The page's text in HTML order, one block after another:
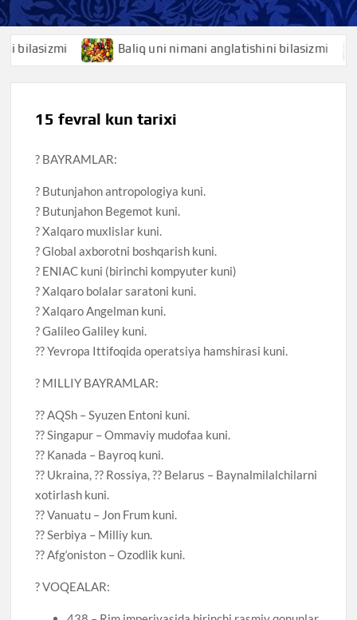
Baliq uni nimani anglatishini bilasizmi
15 fevral kun tarixi
? BAYRAMLAR:
? Butunjahon antropologiya kuni.
? Butunjahon Begemot kuni.
? Xalqaro muxlislar kuni.
? Global axborotni boshqarish kuni.
? ENIAC kuni (birinchi kompyuter kuni)
? Xalqaro bolalar saratoni kuni.
? Xalqaro Angelman kuni.
? Galileo Galiley kuni.
?? Yevropa Ittifoqida operatsiya hamshirasi kuni.
? MILLIY BAYRAMLAR:
?? AQSh – Syuzen Entoni kuni.
?? Singapur – Ommaviy mudofaa kuni.
?? Kanada – Bayroq kuni.
?? Ukraina, ?? Rossiya, ?? Belarus – Baynalmilalchilarni
xotirlash kuni.
?? Vanuatu – Jon Frum kuni.
?? Serbiya – Milliy kun.
?? Afg‘oniston – Ozodlik kuni.
? VOQEALAR: